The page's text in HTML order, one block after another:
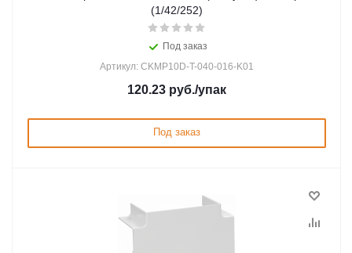
(1/42/252)
Под заказ
Артикул: CKMP10D-T-040-016-K01
120.23 руб./упак
Под заказ